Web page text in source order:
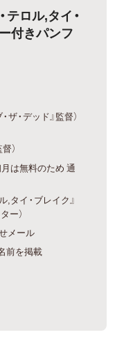
テロル,タイ・
付きパンフ
ザ・デッド』監督）
）
月は無料のため 通
,タイ・ブレイク』
ー）
メール
前を掲載